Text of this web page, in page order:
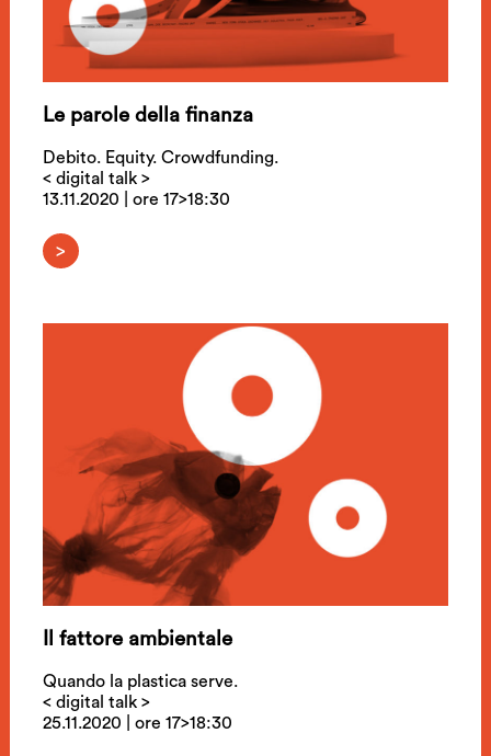
Le parole della finanza
Debito. Equity. Crowdfunding.
< digital talk >
13.11.2020 | ore 17>18:30
>
Il fattore ambientale
Quando la plastica serve.
< digital talk >
25.11.2020 | ore 17>18:30